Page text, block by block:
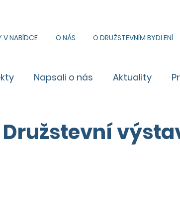
V NABÍDCE O NÁS O DRUŽSTEVNÍM BYDLENÍ
Napsali o nás Aktuality